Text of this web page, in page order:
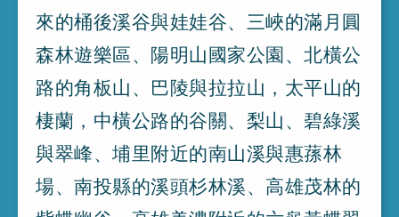
來的桶後溪谷與娃娃谷
三峽的滿月圓
森林遊樂區
陽明山國家公園 、北橫公
路的角板山
巴陵與拉拉山 ， 太平山的
棲蘭 ， 中橫公路的谷關 梨山
碧綠溪
與翠峰 、埔里附近的南山溪與惠蓀林
場 、南投縣的溪頭杉林溪
高雄茂林的